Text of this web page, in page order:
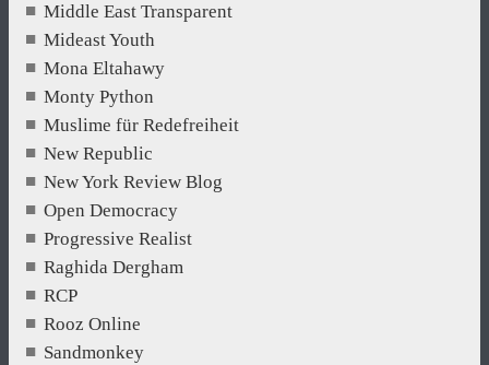
Middle East Transparent
Mideast Youth
Mona Eltahawy
Monty Python
Muslime für Redefreiheit
New Republic
New York Review Blog
Open Democracy
Progressive Realist
Raghida Dergham
RCP
Rooz Online
Sandmonkey